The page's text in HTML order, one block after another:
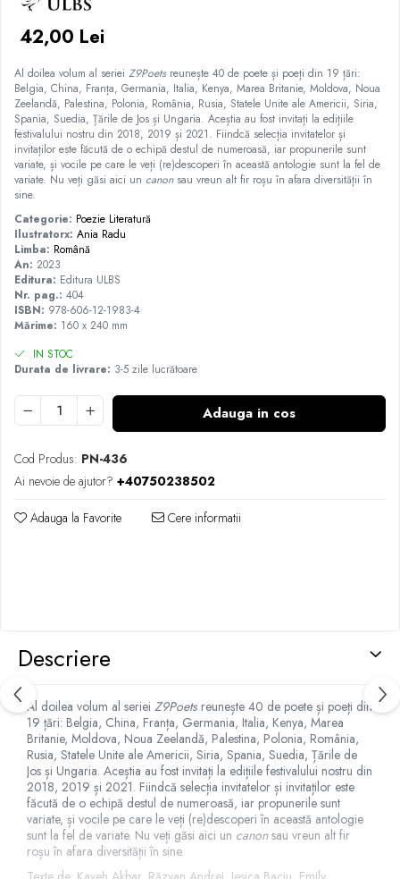
42,00 Lei
Al doilea volum al seriei Z9Poetsreunește 40 de poete și poeți din 19 țări:
Belgia, China, Franța, Germania, Italia, Kenya, Marea Britanie, Moldova, Noua
Zeelandă, Palestina, Polonia, România, Rusia, Statele Unite ale Americii, Siria,
Spania, Suedia, Țările de Jos și Ungaria. Aceștia au fost invitați la edițiile
festivalului nostru din 2018, 2019 și 2021. Fiindcă selecția invitatelor și
invitaților este făcută de o echipă destul de numeroasă, iar propunerile sunt
variate, și vocile pe care le veți (re)descoperi în această antologie sunt la fel de
variate. Nu veți găsi aici un canonsau vreun alt fir roșu în afara diversității în
sine.
Categorie: Poezie Literatură
Ilustratorx: Ania Radu
Limba: Română
An: 2023
Editura: Editura ULBS
Nr. pag.: 404
ISBN: 978-606-12-1983-4
Mărime: 160 x 240 mm
IN STOC
Durata de livrare: 3-5 zile lucrătoare
Adauga in cos
Cod Produs: PN-436
Ai nevoie de ajutor? +40750238502
Adauga la Favorite Cere informatii
Descriere
Al doilea volum al seriei Z9Poetsreunește 40 de poete și poeți din
19 țări: Belgia, China, Franța, Germania, Italia, Kenya, Marea
Britanie, Moldova, Noua Zeelandă, Palestina, Polonia, România,
Rusia, Statele Unite ale Americii, Siria, Spania, Suedia, Țările de
Jos și Ungaria. Aceștia au fost invitați la edițiile festivalului nostru din
2018, 2019 și 2021. Fiindcă selecția invitatelor și invitaților este
făcută de o echipă destul de numeroasă, iar propunerile sunt
variate, și vocile pe care le veți (re)descoperi în această antologie
sunt la fel de variate. Nu veți găsi aici un canonsau vreun alt fir
roșu în afara diversității în sine.